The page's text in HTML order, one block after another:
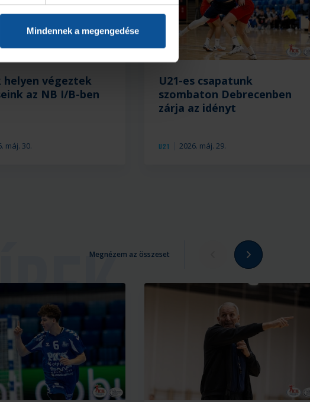
Mindennek a megengedése
máj. 30.
helyen végeztek
az NB I/B-ben
U21 2026. máj. 29.
U21-es csapatunk
szombaton Debrecenben
zárja az idényt
Megnézem az összeset